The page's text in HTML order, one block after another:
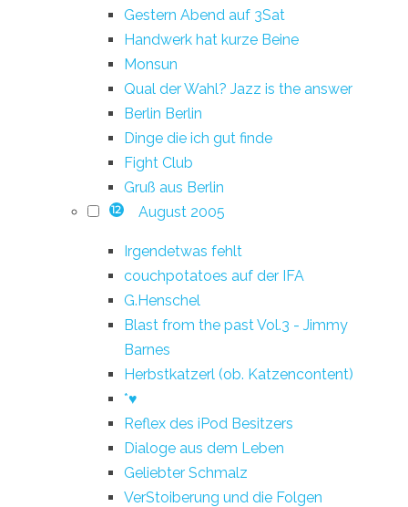
Gestern Abend auf 3Sat
Handwerk hat kurze Beine
Monsun
Qual der Wahl? Jazz is the answer
Berlin Berlin
Dinge die ich gut finde
Fight Club
Gruß aus Berlin
12 August 2005
Irgendetwas fehlt
couchpotatoes auf der IFA
G.Henschel
Blast from the past Vol.3 - Jimmy
Barnes
Herbstkatzerl (ob. Katzencontent)
*♥
Reflex des iPod Besitzers
Dialoge aus dem Leben
Geliebter Schmalz
VerStoiberung und die Folgen